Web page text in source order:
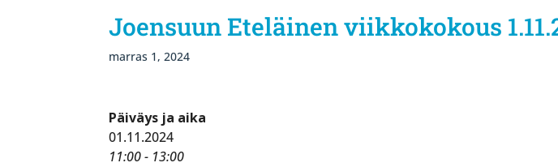
Joensuun Eteläinen viikkokokous
marras 1, 2024
Päiväys ja aika
01.11.2024
11:00 - 13:00